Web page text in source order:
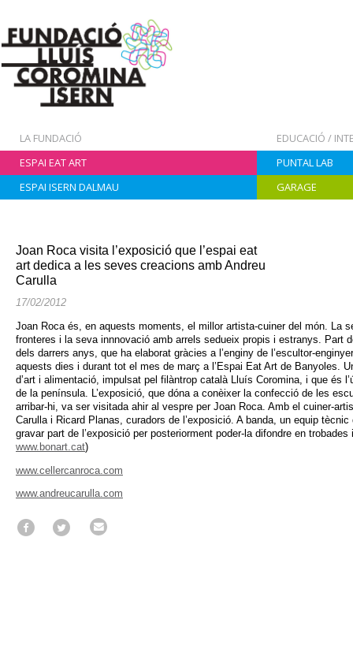
LA FUNDACIÓ
EDUCACIÓ /
ESPAI EAT ART
PUNTAL LAB
ESPAI ISERN DALMAU
GARAGE
Joan Roca visita l’exposició que l’espai eat
art dedica a les seves creacions amb Andreu
Carulla
17/02/2012
Joan Roca és, en aquests moments, el millor artista-cuiner del món. La
fronteres i la seva innnovació amb arrels sedueix propis i estranys. Part
dels darrers anys, que ha elaborat gràcies a l’enginy de l’escultor-
aquests dies i durant tot el mes de març a l’Espai Eat Art de Banyoles.
d’art i alimentació, impulsat pel filàntrop català Lluís Coromina, i que és
de la península. L’exposició, que dóna a conèixer la confecció de les
arribar-hi, va ser visitada ahir al vespre per Joan Roca. Amb el cuiner-
Carulla i Ricard Planas, curadors de l’exposició. A banda, un equip
gravar part de l’exposició per posteriorment poder-la difondre en
www.bonart.cat)
www.cellercanroca.com
www.andreucarulla.com